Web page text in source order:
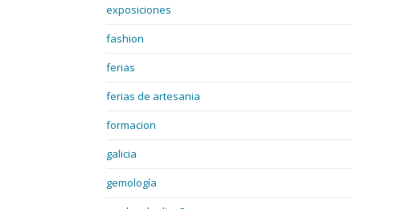
exposiciones
fashion
ferias
ferias de artesania
formacion
galicia
gemología